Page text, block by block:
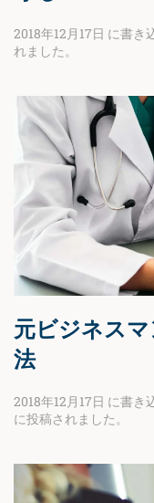
2018年12月17日 に書き
れました。
元ビジネス
法
2018年12月17日 に書き
に投稿されました。